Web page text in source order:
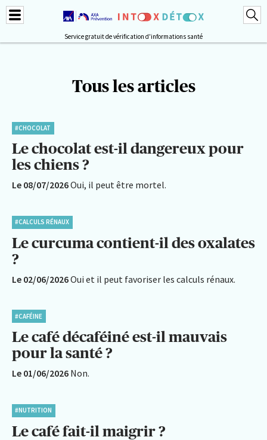
Service gratuit de vérification d'informations santé
Tous les articles
#CHOCOLAT
Le chocolat est-il dangereux pour
les chiens ?
Le 08/07/2026Oui, il peut être mortel.
#CALCULS RÉNAUX
Le curcuma contient-il des oxalates
?
Le 02/06/2026Oui et il peut favoriser les calculs rénaux.
#CAFÉINE
Le café décaféiné est-il mauvais
pour la santé ?
Le 01/06/2026 Non.
#NUTRITION
Le café fait-il maigrir ?